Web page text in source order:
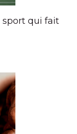
sport qui fait